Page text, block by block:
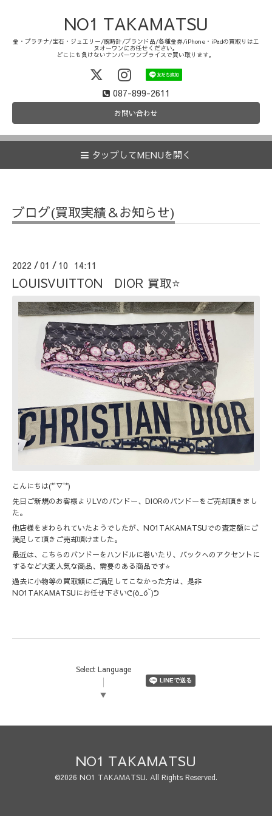
NO1 TAKAMATSU
金・プラチナ/宝石・ジュエリー/腕時計/ブランド品/各種金券/iPhone・iPadの買取りはエ
ヌオーワンにお任せください。
どこにも負けないナンバーワンプライスで買い取ります。
087-899-2611
お問い合わせ
タップしてMENUを開く
ブログ(買取実績＆お知らせ)
2022 /01 / 10 14:11
LOUISVUITTON DIOR 買取⭐️
こんにちは(*'▽'*)
先日ご新規のお客様よりLVのバンドー、DIORのバンドーをご売却頂きまし
た。
他店様をまわられていたようでしたが、NO1TAKAMATSUでの査定額にご
満足して頂きご売却頂けました。
最近は、こちらのバンドーをハンドルに巻いたり、バックへのアクセントに
するなど大変人気な商品、需要のある商品です⭐️
過去に小物等の買取額にご満足してこなかった方は、是非
NO1TAKAMATSUにお任せ下さいᕦ(ò_óˇ)ᕤ
Select Language
▼
NO1 TAKAMATSU
©2026 NO1 TAKAMATSU. All Rights Reserved.